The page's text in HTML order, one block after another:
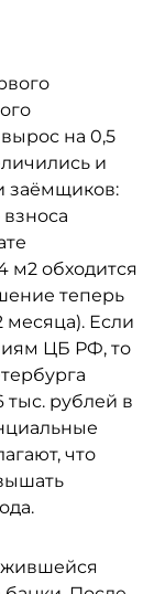
на 0,5
и
заёмщиков:
м2 обходится
теперь
месяца). Если
ЦБ РФ, то
тыс. рублей в
что